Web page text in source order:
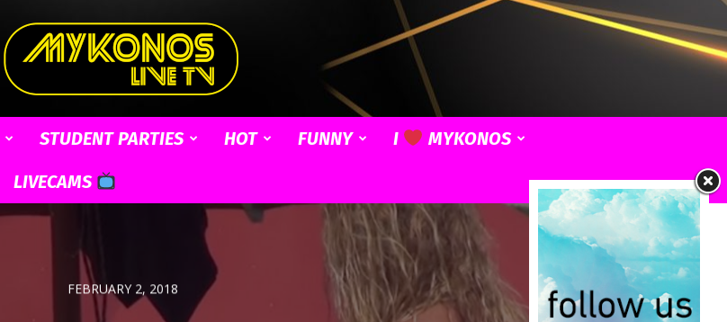
STUDENT PARTIES HOT FUNNY I
MYKONOS
LIVECAMS
FEBRUARY 2, 2018